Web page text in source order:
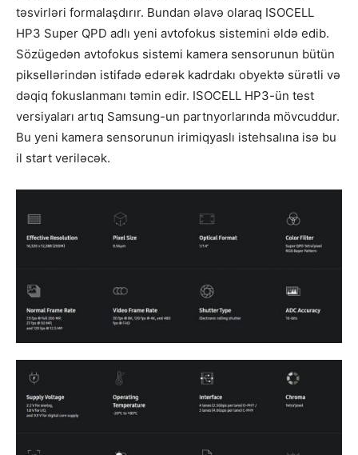
təsvirləri formalaşdırır. Bundan əlavə olaraq ISOCELL
HP3 Super QPD adlı yeni avtofokus sistemini əldə edib.
Sözügedən avtofokus sistemi kamera sensorunun bütün
piksellərindən istifadə edərək kadrdakı obyektə sürətli və
dəqiq fokuslanmanı təmin edir. ISOCELL HP3-ün test
versiyaları artıq Samsung-un partnyorlarında mövcuddur.
Bu yeni kamera sensorunun irimiqyaslı istehsalına isə bu
il start veriləcək.